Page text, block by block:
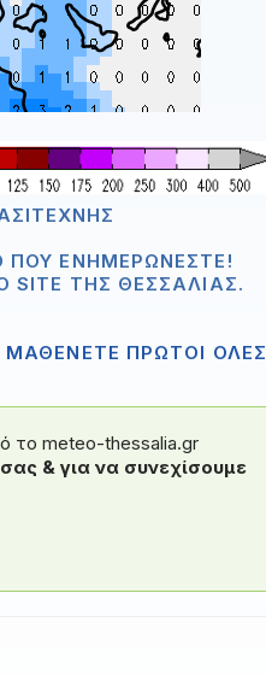
ΠΟΥ ΕΝΗΜΕΡΏΝΕΣΤΕ!
SITE ΤΗΣ ΘΕΣΣΑΛΊΑΣ.
ΠΡΩΤΟΙ ΟΛΕΣ
το meteo-thessalia.gr
& για να συνεχίσουμε